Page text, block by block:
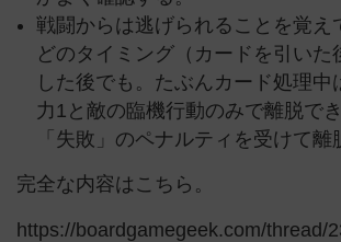
戦闘からは逃げられることを覚え
どのタイミング（カードを引いた
した後でも。たぶんカード処理中
力1と敵の臨機行動のみで離脱で
「失敗」のペナルティを受けて離
完全な内容はこちら。
https://boardgamegeek.com/thread/